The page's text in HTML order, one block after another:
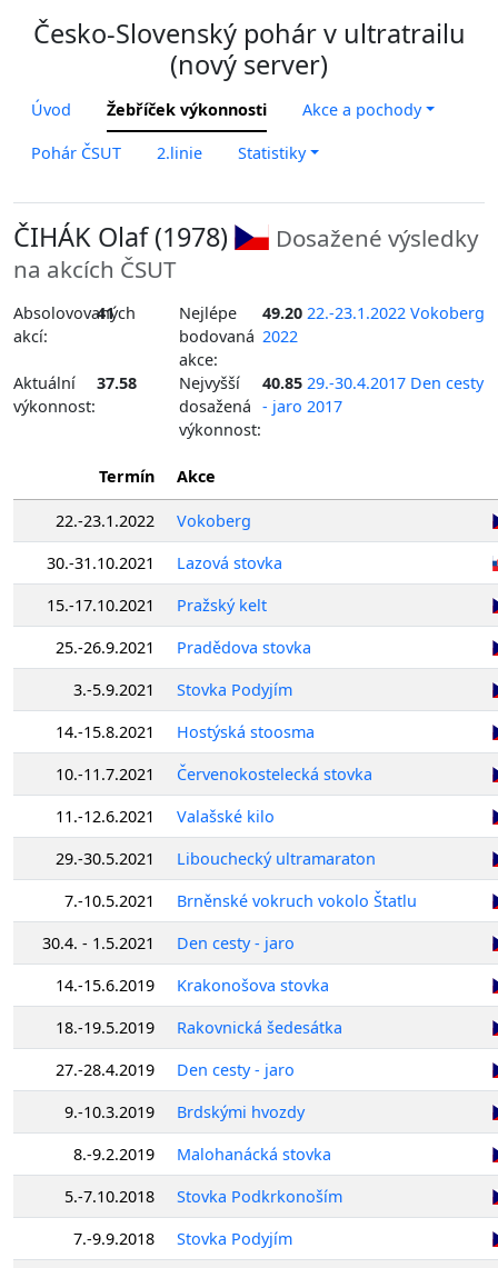
Česko-Slovenský pohár v ultratrailu
(nový server)
Úvod Žebříček výkonnosti Akce a pochody
Pohár ČSUT 2.linie Statistiky
ČIHÁK Olaf (1978)
Dosažené výsledky
na akcích ČSUT
Absolovovaných
akcí:
41
Nejlépe
bodovaná
akce:
49.20 22.-23.1.2022 Vokoberg
2022
Aktuální
výkonnost:
37.58
Nejvyšší
dosažená
výkonnost:
40.85 29.-30.4.2017 Den cesty
- jaro 2017
Termín Akce
22.-23.1.2022
Vokoberg
30.-31.10.2021
Lazová stovka
15.-17.10.2021
Pražský kelt
25.-26.9.2021
Pradědova stovka
3.-5.9.2021
Stovka Podyjím
14.-15.8.2021
Hostýská stoosma
10.-11.7.2021
Červenokostelecká stovka
11.-12.6.2021
Valašské kilo
29.-30.5.2021
Libouchecký ultramaraton
7.-10.5.2021
Brněnské vokruch vokolo Štatlu
30.4. - 1.5.2021
Den cesty - jaro
14.-15.6.2019
Krakonošova stovka
18.-19.5.2019
Rakovnická šedesátka
27.-28.4.2019
Den cesty - jaro
9.-10.3.2019
Brdskými hvozdy
8.-9.2.2019
Malohanácká stovka
5.-7.10.2018
Stovka Podkrkonoším
7.-9.9.2018
Stovka Podyjím